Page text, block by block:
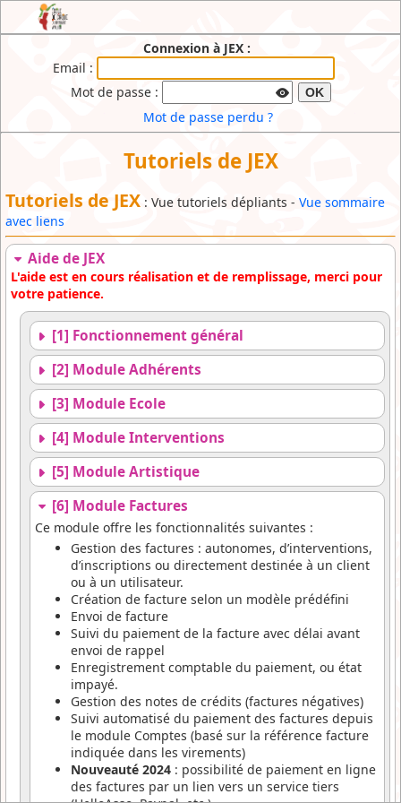
JEX : l'Extranet de l'Ecole de Cirque du
Connexion à JEX :
Email :
Mot de passe :
OK
Mot de passe perdu ?
Tutoriels de JEX
Tutoriels de JEX : Vue tutoriels dépliants - Vue sommaire
avec liens
Aide de JEX
L'aide est en cours réalisation et de remplissage, merci pour
votre patience.
[1] Fonctionnement général
[2] Module Adhérents
[3] Module Ecole
[4] Module Interventions
[5] Module Artistique
[6] Module Factures
Ce module offre les fonctionnalités suivantes :
Gestion des factures : autonomes, d’interventions,
d’inscriptions ou directement destinée à un client
ou à un utilisateur.
Création de facture selon un modèle prédéfini
Envoi de facture
Suivi du paiement de la facture avec délai avant
envoi de rappel
Enregistrement comptable du paiement, ou état
impayé.
Gestion des notes de crédits (factures négatives)
Suivi automatisé du paiement des factures depuis
le module Comptes (basé sur la référence facture
indiquée dans les virements)
Nouveauté 2024 : possibilité de paiement en ligne
des factures par un lien vers un service tiers